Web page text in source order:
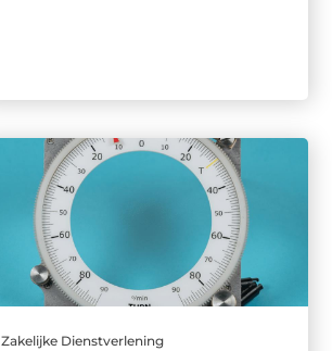
Zakelijke Dienstverlening